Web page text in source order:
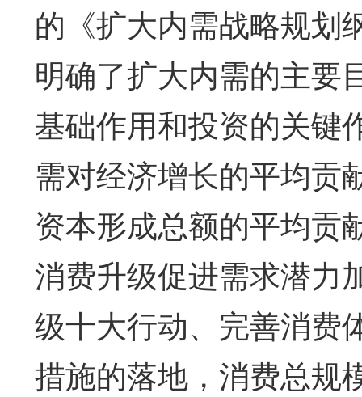
的《扩大内需战略规
明确了扩大内需的主要
基础作用和投资的关
需对经济增长的平均贡
资本形成总额的平均贡
消费升级促进需求潜力
级十大行动、完善消费
措施的落地，消费总规